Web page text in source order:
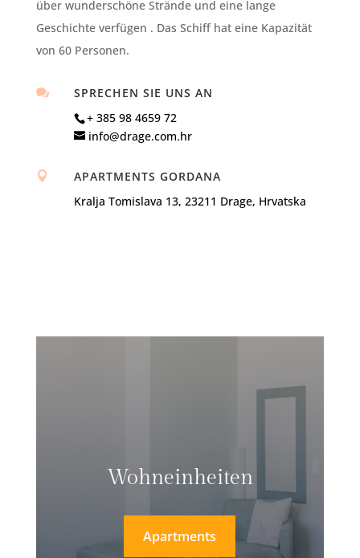
über wunderschöne Strände und eine lange
Geschichte verfügen . Das Schiff hat eine Kapazität
von 60 Personen.

SPRECHEN SIE UNS AN
+ 385 98 4659 72
info@drage.com.hr

APARTMENTS GORDANA
Kralja Tomislava 13, 23211 Drage, Hrvatska
Wohneinheiten
Apartments